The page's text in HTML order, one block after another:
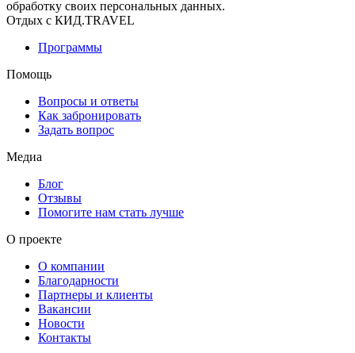
обработку своих персональных данных.
Отдых с КИД.TRAVEL
Программы
Помощь
Вопросы и ответы
Как забронировать
Задать вопрос
Медиа
Блог
Отзывы
Помогите нам стать лучше
О проекте
О компании
Благодарности
Партнеры и клиенты
Вакансии
Новости
Контакты